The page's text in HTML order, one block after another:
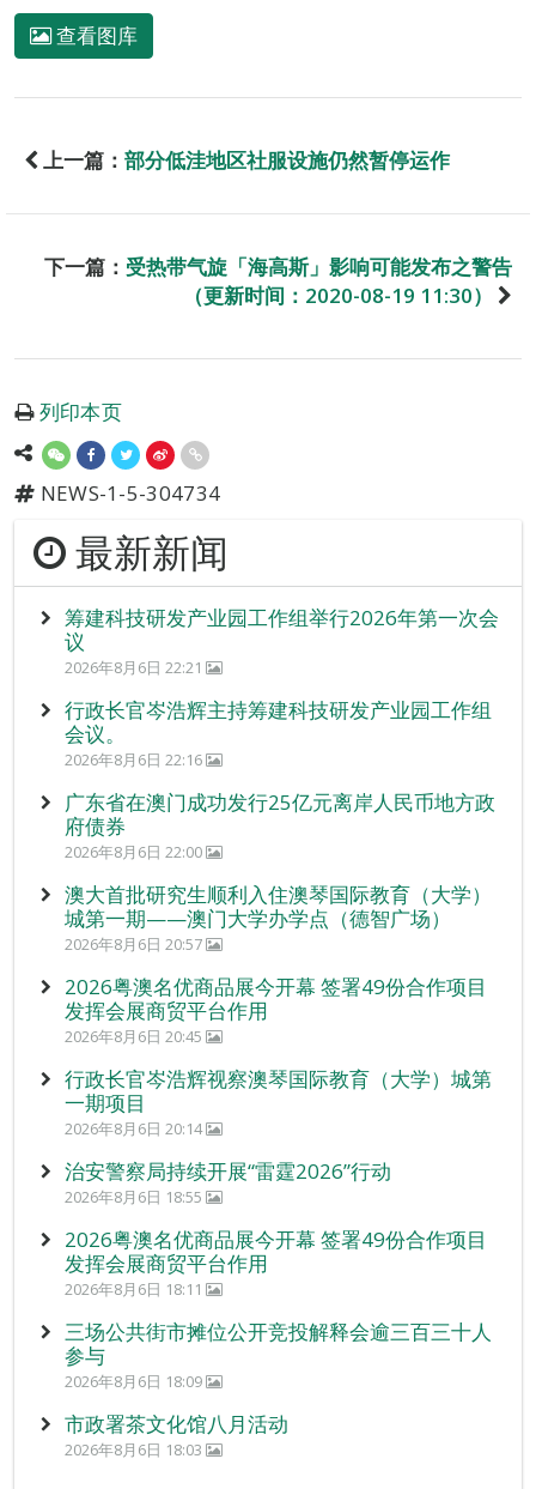
查看图库
上一篇： 部分低洼地区社服设施仍然暂停运作
下一篇： 受热带气旋「海高斯」影响可能发布之警告
（更新时间：2020-08-19 11:30）
列印本页
NEWS-1-5-304734
最新新闻
筹建科技研发产业园工作组举行2026年第一次会
议
2026年8月6日 22:21
行政长官岑浩辉主持筹建科技研发产业园工作组
会议。
2026年8月6日 22:16
广东省在澳门成功发行25亿元离岸人民币地方政
府债券
2026年8月6日 22:00
澳大首批研究生顺利入住澳琴国际教育（大学）
城第一期——澳门大学办学点（德智广场）
2026年8月6日 20:57
2026粤澳名优商品展今开幕 签署49份合作项目
发挥会展商贸平台作用
2026年8月6日 20:45
行政长官岑浩辉视察澳琴国际教育（大学）城第
一期项目
2026年8月6日 20:14
治安警察局持续开展“雷霆2026”行动
2026年8月6日 18:55
2026粤澳名优商品展今开幕 签署49份合作项目
发挥会展商贸平台作用
2026年8月6日 18:11
三场公共街市摊位公开竞投解释会逾三百三十人
参与
2026年8月6日 18:09
市政署茶文化馆八月活动
2026年8月6日 18:03